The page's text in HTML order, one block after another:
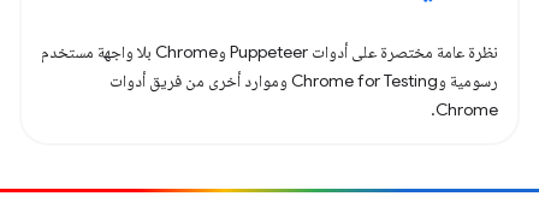
نظرة عامة مختصرة على أدوات Puppeteer وChrome بلا واجهة مستخدم
رسومية وChrome for Testing وموارد أخرى من فريق أدوات
Chrome.